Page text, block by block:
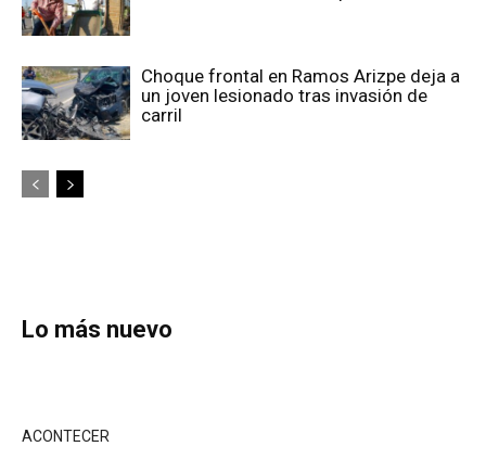
Choque frontal en Ramos Arizpe deja a
un joven lesionado tras invasión de
carril
Lo más nuevo
ACONTECER